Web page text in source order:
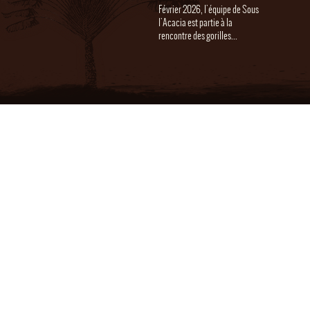
Février 2026, l'équipe de Sous
l'Acacia est partie à la
rencontre des gorilles...